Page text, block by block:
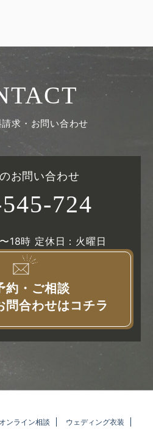
求・お問い合わせ
お問い合わせ
724
18時 定休日：火曜日
約・ご相談
問合わせはコチラ
オンライン相談 ウェディング衣装